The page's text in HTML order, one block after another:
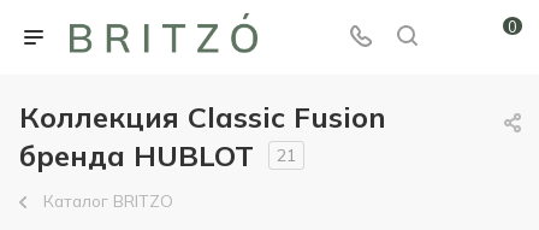
0
Коллекция Classic Fusion
бренда HUBLOT
21
Каталог BRITZO